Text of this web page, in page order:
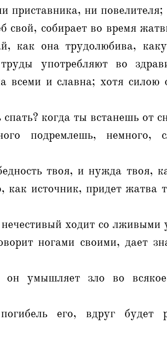
приставника, ни повелителя;
свой, собирает во время
как она трудолюбива,
употребляют во
всеми и славна; хотя силою
когда ты встанешь от
подремлешь, немного,
твоя, и нужда твоя,
источник, придет жатва
ходит со лживыми
ногами своими, дает
он умышляет зло во
его, вдруг будет